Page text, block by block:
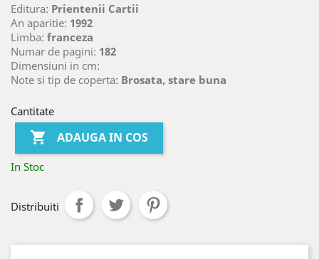
Editura: Prientenii Cartii
An aparitie: 1992
Limba: franceza
Numar de pagini: 182
Dimensiuni in cm:
Note si tip de coperta: Brosata, stare buna
Cantitate
 ADAUGA IN COS
In Stoc
Distribuiti